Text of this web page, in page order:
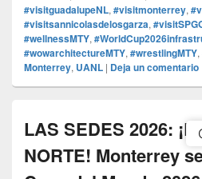
#visitguadalupeNL, #visitmonterrey,
#visitsannicolasdelosgarza,
#wellnessMTY,
#wowarchitectureMTY, #wrestlingMTY,
Monterrey, UANL | Deja un comentario
LAS SEDES 2026:
NORTE! Monterrey